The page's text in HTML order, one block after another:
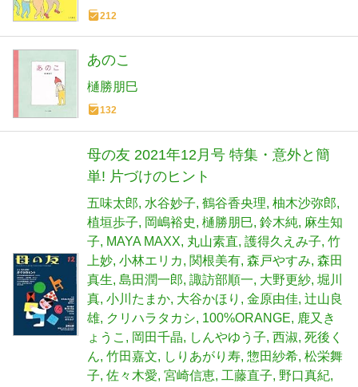
212
あのこ
樋勝朋巳
132
母の友 2021年12月号 特集・意外と簡
単! 片づけのヒント
五味太郎 水谷妙子 鶴谷香央理 柚木沙弥郎
植垣歩子
岡嶋裕史 樋勝朋巳 鈴木純 麻生知
子
MAYA MAXX 丸山素直 護得久えみ子 竹
上妙 小林エリカ 関根美有 森戸やすみ 森田
真生 島田潤一郎 諏訪部順一 大野更紗 堀川
真 小川たまか 大谷かほり 金原由佳 辻山良
雄 クリハラタカシ 100%ORANGE
鹿又き
ょうこ
岡田千晶 しんやゆう子 西淑 死後く
ん 竹田嘉文 しりあがり寿 惣田紗希 松栄舞
子 佐々木愛 宮崎信恵 工藤直子 野口真紀